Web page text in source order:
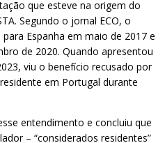
que esteve na origem do
Segundo o jornal ECO, o
Espanha em maio de 2017 e
de 2020. Quando apresentou
viu o benefício recusado por
em Portugal durante
entendimento e concluiu que
– “considerados residentes”